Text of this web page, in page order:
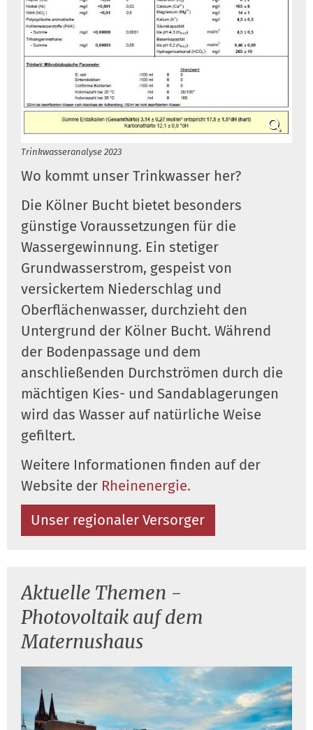
Trinkwasseranalyse 2023
Wo kommt unser Trinkwasser her?
Die Kölner Bucht bietet besonders
günstige Voraussetzungen für die
Wassergewinnung. Ein stetiger
Grundwasserstrom, gespeist von
versickertem Niederschlag und
Oberflächenwasser, durchzieht den
Untergrund der Kölner Bucht. Während
der Bodenpassage und dem
anschließenden Durchströmen durch die
mächtigen Kies- und Sandablagerungen
wird das Wasser auf natürliche Weise
gefiltert.
Weitere Informationen finden auf der
Website der Rheinenergie.
Unser regionaler Versorger
Aktuelle Themen -
Photovoltaik auf dem
Maternushaus